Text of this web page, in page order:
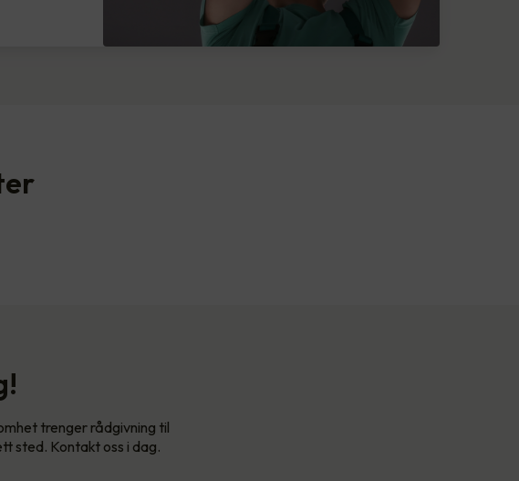
trenger rådgivning til
sted. Kontakt oss i dag.